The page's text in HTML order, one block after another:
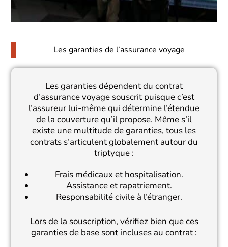
Les garanties de l’assurance voyage
Les garanties dépendent du contrat
d’assurance voyage souscrit puisque c’est
l’assureur lui-même qui détermine l’étendue
de la couverture qu’il propose. Même s’il
existe une multitude de garanties, tous les
contrats s’articulent globalement autour du
triptyque :
Frais médicaux et hospitalisation.
Assistance et rapatriement.
Responsabilité civile à l’étranger.
Lors de la souscription, vérifiez bien que ces
garanties de base sont incluses au contrat :